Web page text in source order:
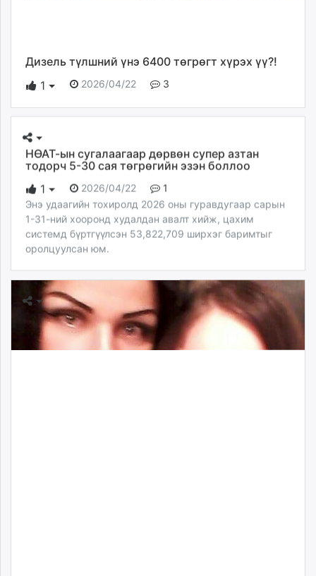
Дизель түлшний үнэ 6400 төгрөгт хүрэх үү?!
1
2026/04/22 3
НӨАТ-ын сугалаагаар дөрвөн супер азтан
тодорч 5-30 сая төгрөгийн эзэн боллоо
1
2026/04/22
1
Энэ удаагийн тохиролд 2026 оны гуравдугаар сарын
1-31-ний хооронд худалдан авалт хийж, цахим
системд бүртгүүлсэн 53,822,709 ширхэг баримтыг
оролцуулсан юм.